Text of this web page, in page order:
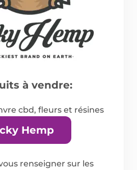
à vendre:
cbd, fleurs et résines
Hemp
renseigner sur les